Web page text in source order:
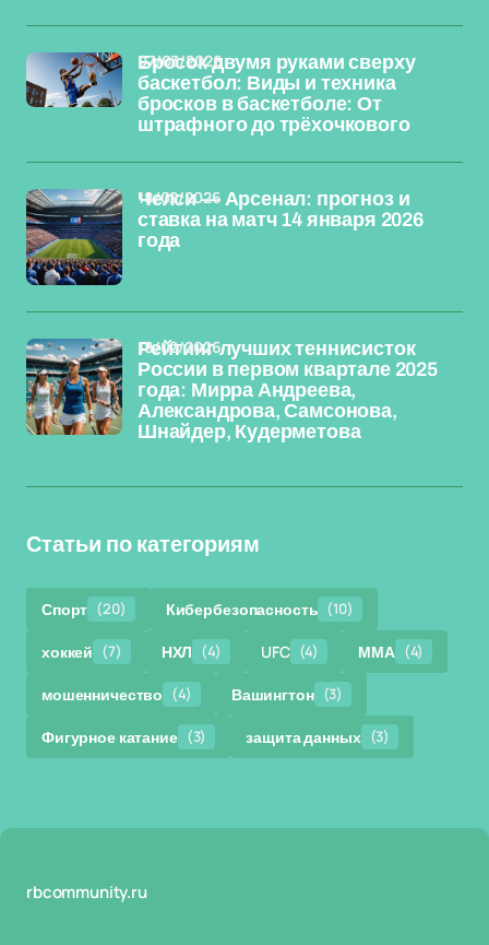
Бросок двумя руками сверху
баскетбол: Виды и техника
бросков в баскетболе: От
штрафного до трёхочкового
07/03/2026
Челси — Арсенал: прогноз и
ставка на матч 14 января 2026
года
18/02/2026
Рейтинг лучших теннисисток
России в первом квартале 2025
года: Мирра Андреева,
Александрова, Самсонова,
Шнайдер, Кудерметова
18/02/2026
Статьи по категориям
Спорт (20) Кибербезопасность (10)
хоккей (7) НХЛ (4) UFC (4) ММА (4)
мошенничество (4) Вашингтон (3)
Фигурное катание (3) защита данных (3)
rbcommunity.ru